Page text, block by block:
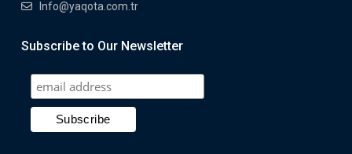
Info@yaqota.com.tr
Subscribe to Our Newsletter